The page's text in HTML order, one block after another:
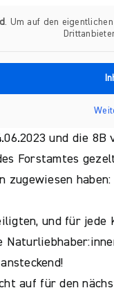
. Um auf den
und die 8B
Forstamtes
und für jede
auf für den